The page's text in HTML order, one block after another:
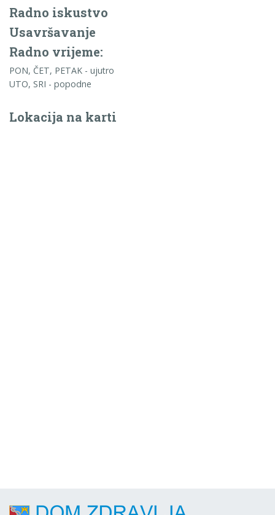
Radno iskustvo
Usavršavanje
Radno vrijeme:
PON, ČET, PETAK - ujutro
UTO, SRI - popodne
Lokacija na karti